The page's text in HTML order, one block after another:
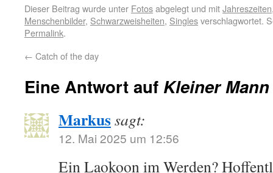
Dieser Beitrag wurde unter Fotosabgelegt und mitJahreszeiten
Menschenbilder, Schwarzweisheiten, Singlesverschlagwortet.
Permalink.
← Catch of the day
Eine Antwort auf Kleiner
Markussagt:
12. Mai 2025 um 12:56
Ein Laokoon im Werden?